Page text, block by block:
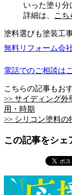
いった塗り分
詳細は、
こち
塗料選びも塗装工
無料リフォーム会
電話でのご相談は
こちらの記事もお
>> サイディング外
用・時期
>> シリコン塗料の
この記事をシェ